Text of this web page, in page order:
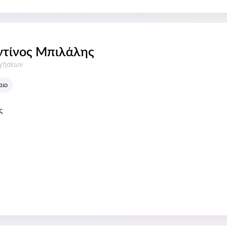
Μπιλάλης